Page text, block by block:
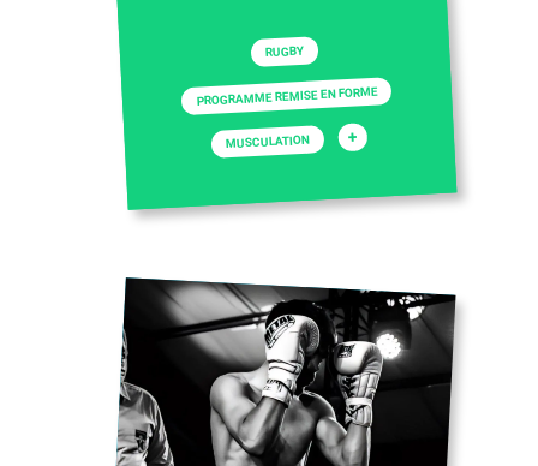
RUGBY
PROGRAMME REMISE EN FORME
MUSCULATION +